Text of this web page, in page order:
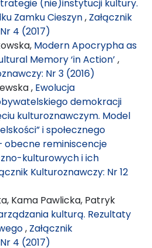
(nie)instytucji kultury.
Zamku Cieszyn, Załącznik
4 (2017)
Modern Apocrypha as
Memory ‘in Action’ ,
Nr 3 (2016)
, Ewolucja
demokracji
kulturoznawczym. Model
i społecznego
obecne reminiscencje
kulturowych i ich
Kulturoznawczy: Nr 12
Kama Pawlicka, Patryk
kulturą. Rezultaty
, Załącznik
4 (2017)